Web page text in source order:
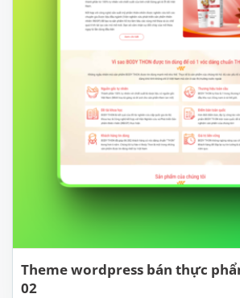
Theme wordpress bán thực
02